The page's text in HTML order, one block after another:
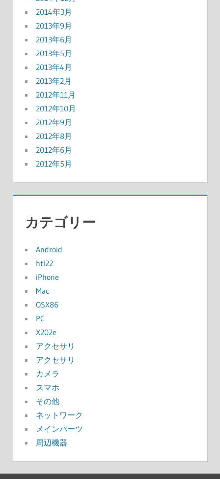
2014年3月
2013年9月
2013年6月
2013年5月
2013年4月
2013年2月
2012年11月
2012年10月
2012年9月
2012年8月
2012年6月
2012年5月
カテゴリー
Android
htl22
iPhone
Mac
OSX86
PC
X202e
アクセサリ
アクセサリ
カメラ
スマホ
その他
ネットワーク
メインパーツ
周辺機器